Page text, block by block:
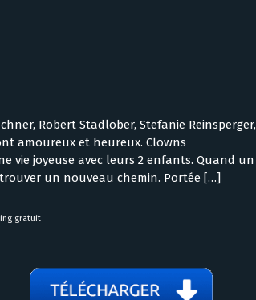
Robert Stadlober, Stefanie Reinsperger,
amoureux et heureux. Clowns
vie joyeuse avec leurs 2 enfants. Quand un
un nouveau chemin. Portée […]
gratuit